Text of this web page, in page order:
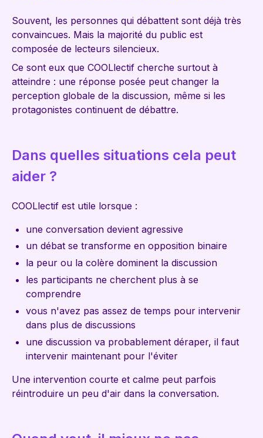
Souvent, les personnes qui débattent sont déjà très
convaincues. Mais la majorité du public est
composée de lecteurs silencieux.
Ce sont eux que COOLlectif cherche surtout à
atteindre : une réponse posée peut changer la
perception globale de la discussion, même si les
protagonistes continuent de débattre.
Dans quelles situations cela peut
aider ?
COOLlectif est utile lorsque :
une conversation devient agressive
un débat se transforme en opposition binaire
la peur ou la colère dominent la discussion
les participants ne cherchent plus à se
comprendre
vous n'avez pas assez de temps pour intervenir
dans plus de discussions
une discussion va probablement déraper, il faut
intervenir maintenant pour l'éviter
Une intervention courte et calme peut parfois
réintroduire un peu d'air dans la conversation.